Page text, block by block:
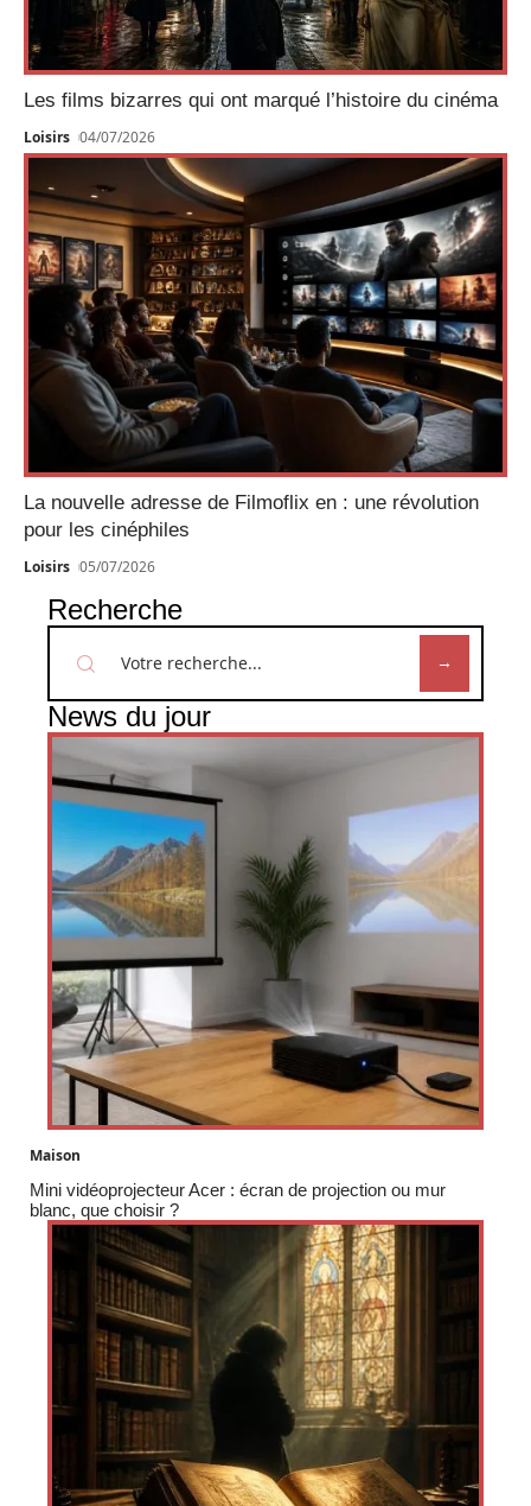
Les films bizarres qui ont marqué l’histoire du cinéma
Loisirs 04/07/2026
La nouvelle adresse de Filmoflix en : une révolution
pour les cinéphiles
Loisirs 05/07/2026
Recherche
News du jour
Maison
Mini vidéoprojecteur Acer : écran de projection ou mur
blanc, que choisir ?